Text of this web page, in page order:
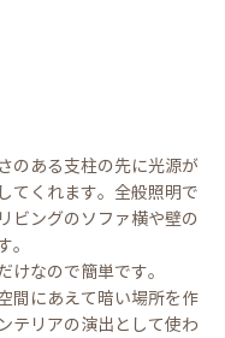
のある支柱の先に光源が
てくれます。全般照明で
ビングのソファ横や壁の
。
なので簡単です。
間にあえて暗い場所を作
テリアの演出として使わ